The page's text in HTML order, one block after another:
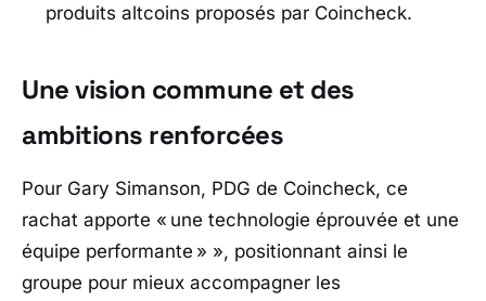
produits altcoins proposés par Coincheck.
Une vision commune et des
ambitions renforcées
Pour Gary Simanson, PDG de Coincheck, ce
rachat apporte « une technologie éprouvée et une
équipe performante » », positionnant ainsi le
groupe pour mieux accompagner les